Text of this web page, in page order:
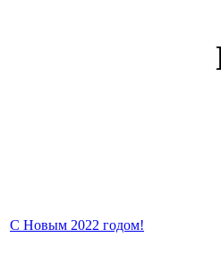
С Новым 2022 годом!